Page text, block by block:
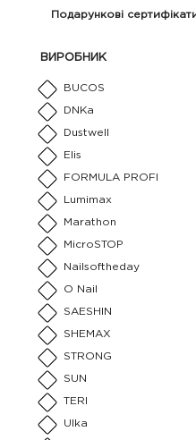
Подарункові
ВИРОБНИК
BUCOS
DNKa
Dustwell
Elis
FORMULA PROFI
Lumimax
Marathon
MicroSTOP
Nailsoftheday
O Nail
SAESHIN
SHEMAX
STRONG
SUN
TERI
Ulka